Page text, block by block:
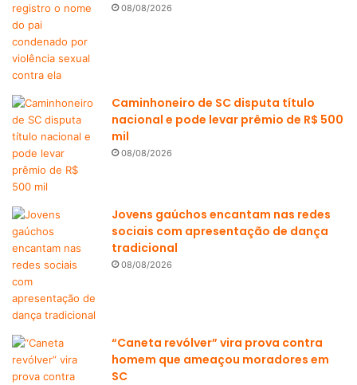
08/08/2026
Caminhoneiro de SC disputa título
nacional e pode levar prêmio de R$ 500
mil
08/08/2026
Jovens gaúchos encantam nas redes
sociais com apresentação de dança
tradicional
08/08/2026
“Caneta revólver” vira prova contra
homem que ameaçou moradores em
SC